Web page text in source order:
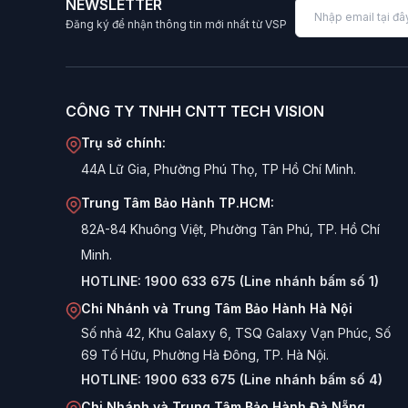
Giá cả phải chăng:
Là giải pháp tiết kiệm chi
Hoạt động êm ái:
Quạt làm mát 120mm giúp
Sử dụng linh kiện được kiểm tra kỹ
Bảo hành chính hãng:
An tâm sử dụng với
Các tính năng chính của Delta Series
Sơn tĩnh điện:Vỏ nguồn được sơn tĩnh điện
Quạt làm mát 120mm:Giúp tản nhiệt hiệu quả
Đầy đủ đầu cắm cơ bản:Cung cấp đủ đầu cắm
NEWSLETTER
Đăng ký để nhận thông tin mới nhất từ VSP
CÔNG TY TNHH CNTT TECH VISION
Trụ sở chính:
44A Lữ Gia, Phường Phú Thọ, TP Hồ Chí Minh.
Trung Tâm Bảo Hành TP.HCM:
82A-84 Khuông Việt, Phường Tân Phú, TP. Hồ Chí
Minh.
HOTLINE: 1900 633 675 (Line nhánh bấm số 1)
Chi Nhánh và Trung Tâm Bảo Hành Hà Nội
Số nhà 42, Khu Galaxy 6, TSQ Galaxy Vạn Phúc, Số
69 Tố Hữu, Phường Hà Đông, TP. Hà Nội.
HOTLINE: 1900 633 675 (Line nhánh bấm số 4)